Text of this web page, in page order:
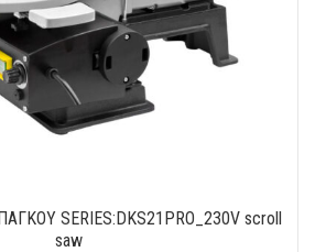
SERIES:DKS21PRO_230V scroll
saw